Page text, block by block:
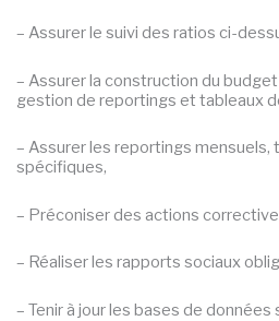
– Assurer le suivi des ratios ci-
– Assurer la construction du
gestion de reportings et tableaux
– Assurer les reportings mensuels,
spécifiques,
– Préconiser des actions
– Réaliser les rapports sociaux
– Tenir à jour les bases de données